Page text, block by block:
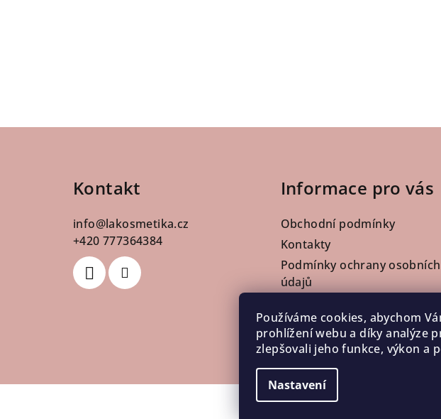
Používáme cookies, abychom
prohlížení webu a díky analýze
zlepšovali jeho funkce, výkon a
Nastavení
Kontakt
info@lakosmetika.cz
+420 777364384
Informace pro vás
Obchodní podmínky
Kontakty
Podmínky ochrany osobních
údajů
Doprava a platba
Vrácení zboží a reklamace